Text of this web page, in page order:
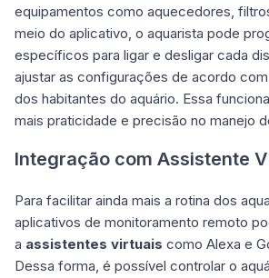
equipamentos como aquecedores,
meio do aplicativo, o aquarista pode
específicos para ligar e desligar cada
ajustar as configurações de acordo
dos habitantes do aquário. Essa
mais praticidade e precisão no manejo
Integração com Assistente
Para facilitar ainda mais a rotina dos
aplicativos de monitoramento remoto
a assistentes virtuais como Alexa e
Dessa forma, é possível controlar o